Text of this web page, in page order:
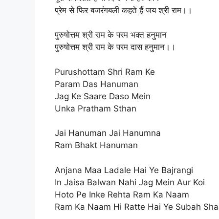
प्रेम से फिर बजरंगबली कहते हैं जय श्री राम।।
पुरुषोत्तम श्री राम के परम भक्त हनुमान
पुरुषोत्तम श्री राम के परम दास हनुमान।।
Purushottam Shri Ram Ke
Param Das Hanuman
Jag Ke Saare Daso Mein
Unka Pratham Sthan
Jai Hanuman Jai Hanumna
Ram Bhakt Hanuman
Anjana Maa Ladale Hai Ye Bajrangi
In Jaisa Balwan Nahi Jag Mein Aur Koi
Hoto Pe Inke Rehta Ram Ka Naam
Ram Ka Naam Hi Ratte Hai Ye Subah